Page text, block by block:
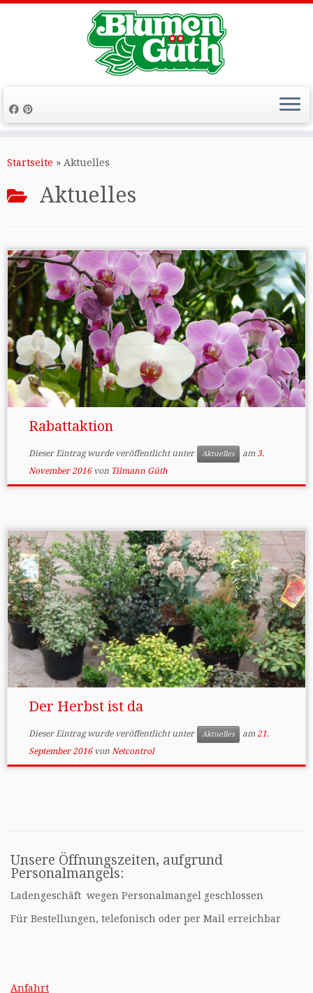
Inhalt
Startseite » Aktuelles
Aktuelles
Rabattaktion
Dieser Eintrag wurde veröffentlicht unter Aktuelles am 3.
November 2016 von Tilmann Güth
Der Herbst ist da
Dieser Eintrag wurde veröffentlicht unter Aktuelles am 21.
September 2016 von Netcontrol
Unsere Öffnungszeiten, aufgrund
Personalmangels:
Ladengeschäft wegen Personalmangel geschlossen
Für Bestellungen, telefonisch oder per Mail erreichbar
Anfahrt